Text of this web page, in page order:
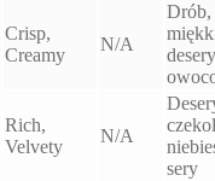
Crisp,
Creamy
N/A
Drób,
desery
Rich,
Velvety
N/A
sery